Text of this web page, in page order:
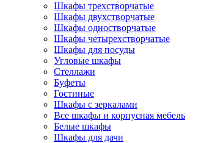
Шкафы трехстворчатые
Шкафы двухстворчатые
Шкафы одностворчатые
Шкафы четырехстворчатые
Шкафы для посуды
Угловые шкафы
Стеллажи
Буфеты
Гостиные
Шкафы с зеркалами
Все шкафы и корпусная мебель
Белые шкафы
Шкафы для дачи